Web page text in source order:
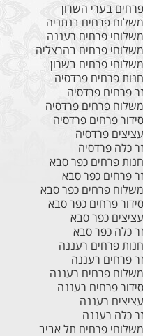
פרחים בערי השרון
משלוח פרחים בנתניה
משלוחי פרחים רעננה
משלוחי פרחים בהרצליה
משלוחי פרחים בשרון
חנות פרחים פרדסיה
זר פרחים פרדסיה
משלוח פרחים פרדסיה
סידור פרחים פרדסיה
עציצים פרדסיה
זר כלה פרדסיה
חנות פרחים כפר סבא
זר פרחים כפר סבא
משלוח פרחים כפר סבא
סידור פרחים כפר סבא
עציצים כפר סבא
זר כלה כפר סבא
חנות פרחים רעננה
זר פרחים רעננה
משלוח פרחים רעננה
סידור פרחים רעננה
עציצים רעננה
זר כלה רעננה
משלוחי פרחים תל אביב